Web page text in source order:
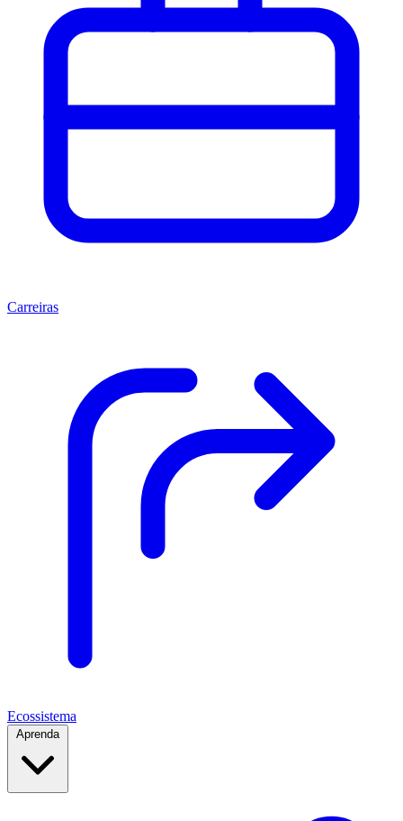
Carreiras
Ecossistema
Aprenda